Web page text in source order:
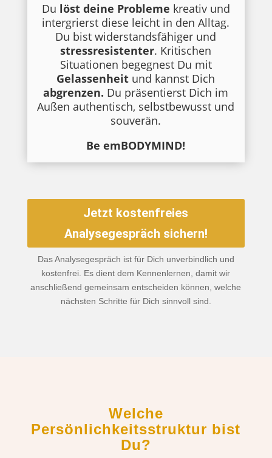
Du löst deine Probleme kreativ und
intergrierst diese leicht in den Alltag.
Du bist widerstandsfähiger und
stressresistenter. Kritischen
Situationen begegnest Du mit
Gelassenheit und kannst Dich
abgrenzen. Du präsentierst Dich im
Außen authentisch, selbstbewusst und
souverän.
Be emBODYMIND!
Jetzt kostenfreies
Analysegespräch sichern!
Das Analysegespräch ist für Dich unverbindlich und
kostenfrei. Es dient dem Kennenlernen, damit wir
anschließend gemeinsam entscheiden können, welche
nächsten Schritte für Dich sinnvoll sind.
Welche
Persönlichkeitsstruktur bist
Du?